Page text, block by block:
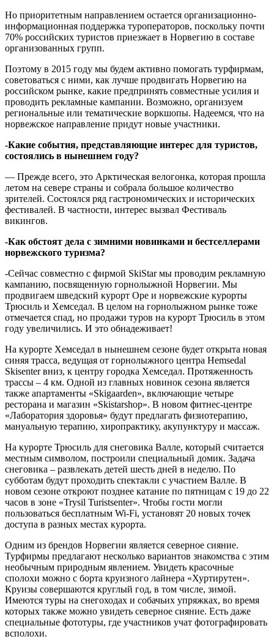
Но приоритетным направлением остается организационно-
информационная поддержка туроператоров, поскольку почти
70% российских туристов приезжает в Норвегию в составе
организованных групп.
Поэтому в 2015 году мы будем активно помогать турфирмам,
советоваться с ними, как лучше продвигать Норвегию на
российском рынке, какие предпринять совместные усилия и
проводить рекламные кампании. Возможно, организуем
региональные или тематические воркшопы. Надеемся, что на
норвежское направление придут новые участники.
-Какие события, представляющие интерес для туристов,
состоялись в нынешнем году?
— Прежде всего, это Арктическая велогонка, которая прошла
летом на севере страны и собрала большое количество
зрителей. Состоялся ряд гастрономических и исторических
фестивалей. В частности, интерес вызвал Фестиваль
викингов.
-Как обстоят дела с зимними новинками и бестселлерами
норвежского туризма?
-Сейчас совместно с фирмой SkiStar мы проводим рекламную
кампанию, посвященную горнолыжной Норвегии. Мы
продвигаем шведский курорт Оре и норвежские курорты
Трюсиль и Хемседал. В целом на горнолыжном рынке тоже
отмечается спад, но продажи туров на курорт Трюсиль в этом
году увеличились. И это обнадеживает!
На курорте Хемседал в нынешнем сезоне будет открыта новая
синяя трасса, ведущая от горнолыжного центра Hemsedal
Skisenter вниз, к центру городка Хемседал. Протяженность
трассы – 4 км. Одной из главных новинок сезона является
также апартаменты «Skigaarden», включающие четыре
ресторана и магазин «Skistarshop». В новом фитнес-центре
«Лаборатория здоровья» будут предлагать физиотерапию,
мануальную терапию, хиропрактику, акупунктуру и массаж.
На курорте Трюсиль для снеговика Валле, который считается
местным символом, построили специальный домик. Задача
снеговика – развлекать детей шесть дней в неделю. По
субботам будут проходить спектакли с участием Валле. В
новом сезоне откроют позднее катание по пятницам с 19 до 22
часов в зоне «Trysil Turistsenter». Чтобы гости могли
пользоваться бесплатным Wi-Fi, установят 20 новых точек
доступа в разных местах курорта.
Одним из брендов Норвегии является северное сияние.
Турфирмы предлагают несколько вариантов знакомства с этим
необычным природным явлением. Увидеть красочные
сполохи можно с борта круизного лайнера «Хуртирутен».
Круизы совершаются круглый год, в том числе, зимой.
Имеются туры на снегоходах и собачьих упряжках, во время
которых также можно увидеть северное сияние. Есть даже
специальные фототуры, где участников учат фотографировать
всполохи.